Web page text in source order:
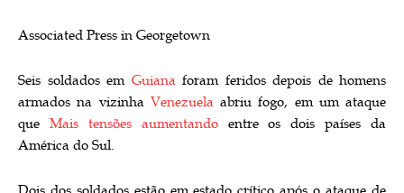
Associated Press in Georgetown
Seis soldados em Guianaforam feridos depois de homens
armados na vizinha Venezuelaabriu fogo, em um ataque
que Mais tensões aumentandoentre os dois países da
América do Sul.